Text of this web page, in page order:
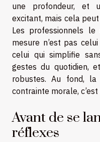
une profondeur, et
excitant, mais cela
Les professionnels
mesure n’est pas
celui qui simplifie
gestes du quotidien,
robustes. Au fond, la
contrainte morale,
Avant de se
réflexes